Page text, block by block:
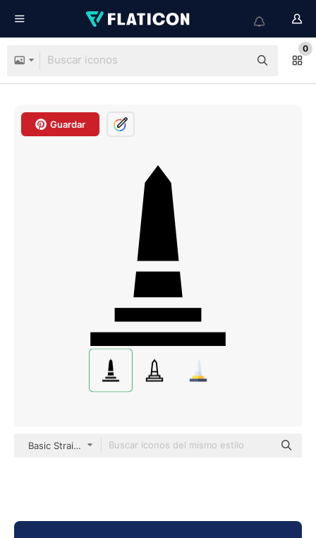
0
Guardar
Basic Straight Filled